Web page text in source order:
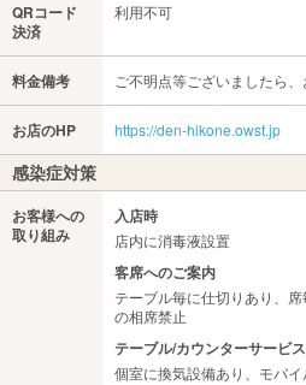
QRコード
決済
利用不可
料金備考 ご不明点等ございましたら
お店のHP https://den-hikone.owst.jp
感染症対策
お客様への
取り組み
入店時
店内に消毒液設置
客席へのご案内
テーブル毎に仕切りあり、
の相席禁止
テーブル/カウンターサービス
個室に換気設備あり、モバ